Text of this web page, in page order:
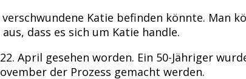
Katie befinden könnte. Man
dass es sich um Katie handle.
April gesehen worden. Ein 50-Jähriger
der Prozess gemacht werden.